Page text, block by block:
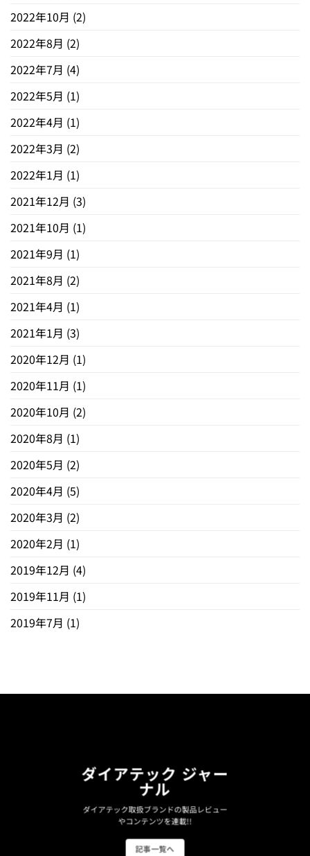
2022年10月 (2)
2022年8月 (2)
2022年7月 (4)
2022年5月 (1)
2022年4月 (1)
2022年3月 (2)
2022年1月 (1)
2021年12月 (3)
2021年10月 (1)
2021年9月 (1)
2021年8月 (2)
2021年4月 (1)
2021年1月 (3)
2020年12月 (1)
2020年11月 (1)
2020年10月 (2)
2020年8月 (1)
2020年5月 (2)
2020年4月 (5)
2020年3月 (2)
2020年2月 (1)
2019年12月 (4)
2019年11月 (1)
2019年7月 (1)
ダイアテック ジャー
ナル
ダイアテック取扱ブランドの製品レビュー
やコンテンツを連載!!
記事一覧へ